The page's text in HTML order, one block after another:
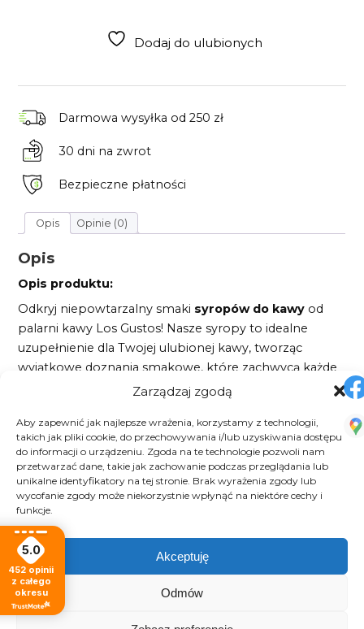
Zarządzaj zgodą
Aby zapewnić jak najlepsze wrażenia, korzystamy z technologii,
takich jak pliki cookie, do przechowywania i/lub uzyskiwania dostępu
do informacji o urządzeniu. Zgoda na te technologie pozwoli nam
przetwarzać dane, takie jak zachowanie podczas przeglądania lub
unikalne identyfikatory na tej stronie. Brak wyrażenia zgody lub
wycofanie zgody może niekorzystnie wpłynąć na niektóre cechy i
funkcje.
Akceptuję
Odmów
Dodaj do ulubionych
Darmowa wysyłka od 250 zł
30 dni na zwrot
Bezpieczne płatności
Opis Opinie (0)
Opis
Opis produktu:
Odkryj niepowtarzalny smaki syropów do kawy od
palarni kawy Los Gustos! Nasze syropy to idealne
uzupełnienie dla Twojej ulubionej kawy, tworząc
wyjątkowe doznania smakowe, które zachwycą każde
Wysoka jakość: Nasze syropy powstają z
najlepszych składników, które gwarantują
intensywny smak i aromat.
Uniwersalność: Doskonałe do codziennych kaw, ale
także do wyjątkowych deserów czy drinków na
Szybka dostawa:Zamów teraz, a my dostarczymy
Twoje zamówienie szybko i sprawnie!
Syropy do kawy– idealnedopełnienieTwojej filiżanki !
Dodaj swojej kawie
syropom.
5.0
452 opinii
z całego
okresu